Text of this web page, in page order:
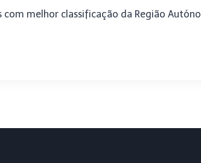
melhor classificação da Região